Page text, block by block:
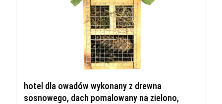
hotel dla owadów wykonany z drewna
sosnowego, dach pomalowany na zielono,